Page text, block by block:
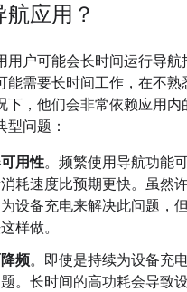
应用？
用户可能会长时间运行导航
能需要长时间工作，在不熟
下，他们会非常依赖应用内
问题：
用性。频繁使用导航功能
耗速度比预期更快。虽然
设备充电来解决此问题，
样做。
频。即使是持续为设备充
。长时间的高功耗会导致